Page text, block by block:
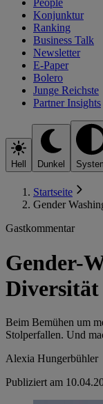
Konjunktur
Ranking
Business Talk
Newsletter
E-Paper
Bolero
Junge Reichste
Partner Insights
Hell Dunkel
Startseite
Gender
Gastkommentar
Gender-
Diversität
Beim Bemühen um
Stolperfallen. Und
Alexia Hungerbühler
Publiziert am